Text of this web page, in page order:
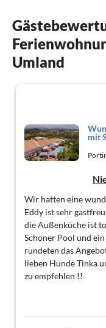
Umland
mit
Wir hatten eine
Eddy ist sehr
die Außenküche ist
Schöner Pool und
rundeten das
lieben Hunde Tinka
zu empfehlen !!